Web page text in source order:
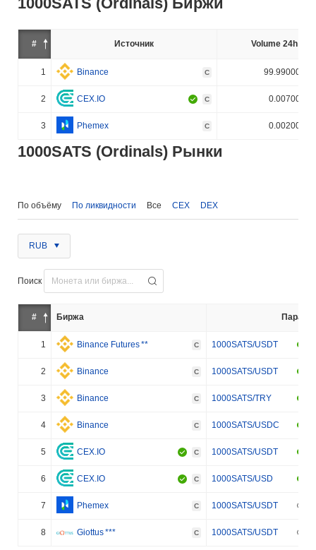
# Источник Volume 24h (%)
1 Binance C 99.990000%
2 CEX.IO C 0.007000%
3 Phemex C 0.002000%
1000SATS (Ordinals) Рынки
По объёму По ликвидности Все CEX DEX
RUB
Поиск
# Биржа Пара
1 Binance Futures** C 1000SATS/USDT
2 Binance C 1000SATS/USDT
3 Binance C 1000SATS/TRY
4 Binance C 1000SATS/USDC
5 CEX.IO C 1000SATS/USDT
6 CEX.IO C 1000SATS/USD
7 Phemex C 1000SATS/USDT
8 Giottus*** C 1000SATS/USDT